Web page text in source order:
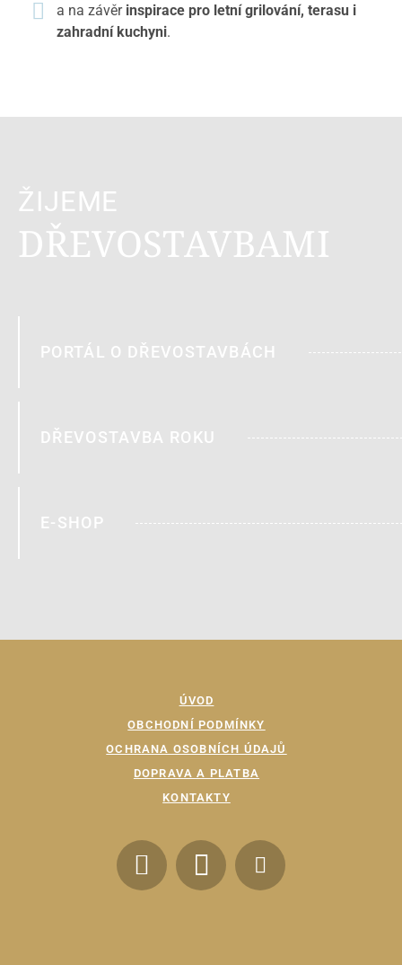
a na závěr inspirace pro letní grilování, terasu i
zahradní kuchyni.
ŽIJEME
DŘEVOSTAVBAMI
PORTÁL O DŘEVOSTAVBÁCH
DŘEVOSTAVBA ROKU
E-SHOP
ÚVOD
OBCHODNÍ PODMÍNKY
OCHRANA OSOBNÍCH ÚDAJŮ
DOPRAVA A PLATBA
KONTAKTY